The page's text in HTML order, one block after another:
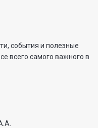
события и полезные
всего самого важного в